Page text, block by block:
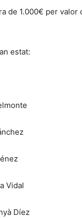
1.000€ per valor
estat:
Vidal
Díez